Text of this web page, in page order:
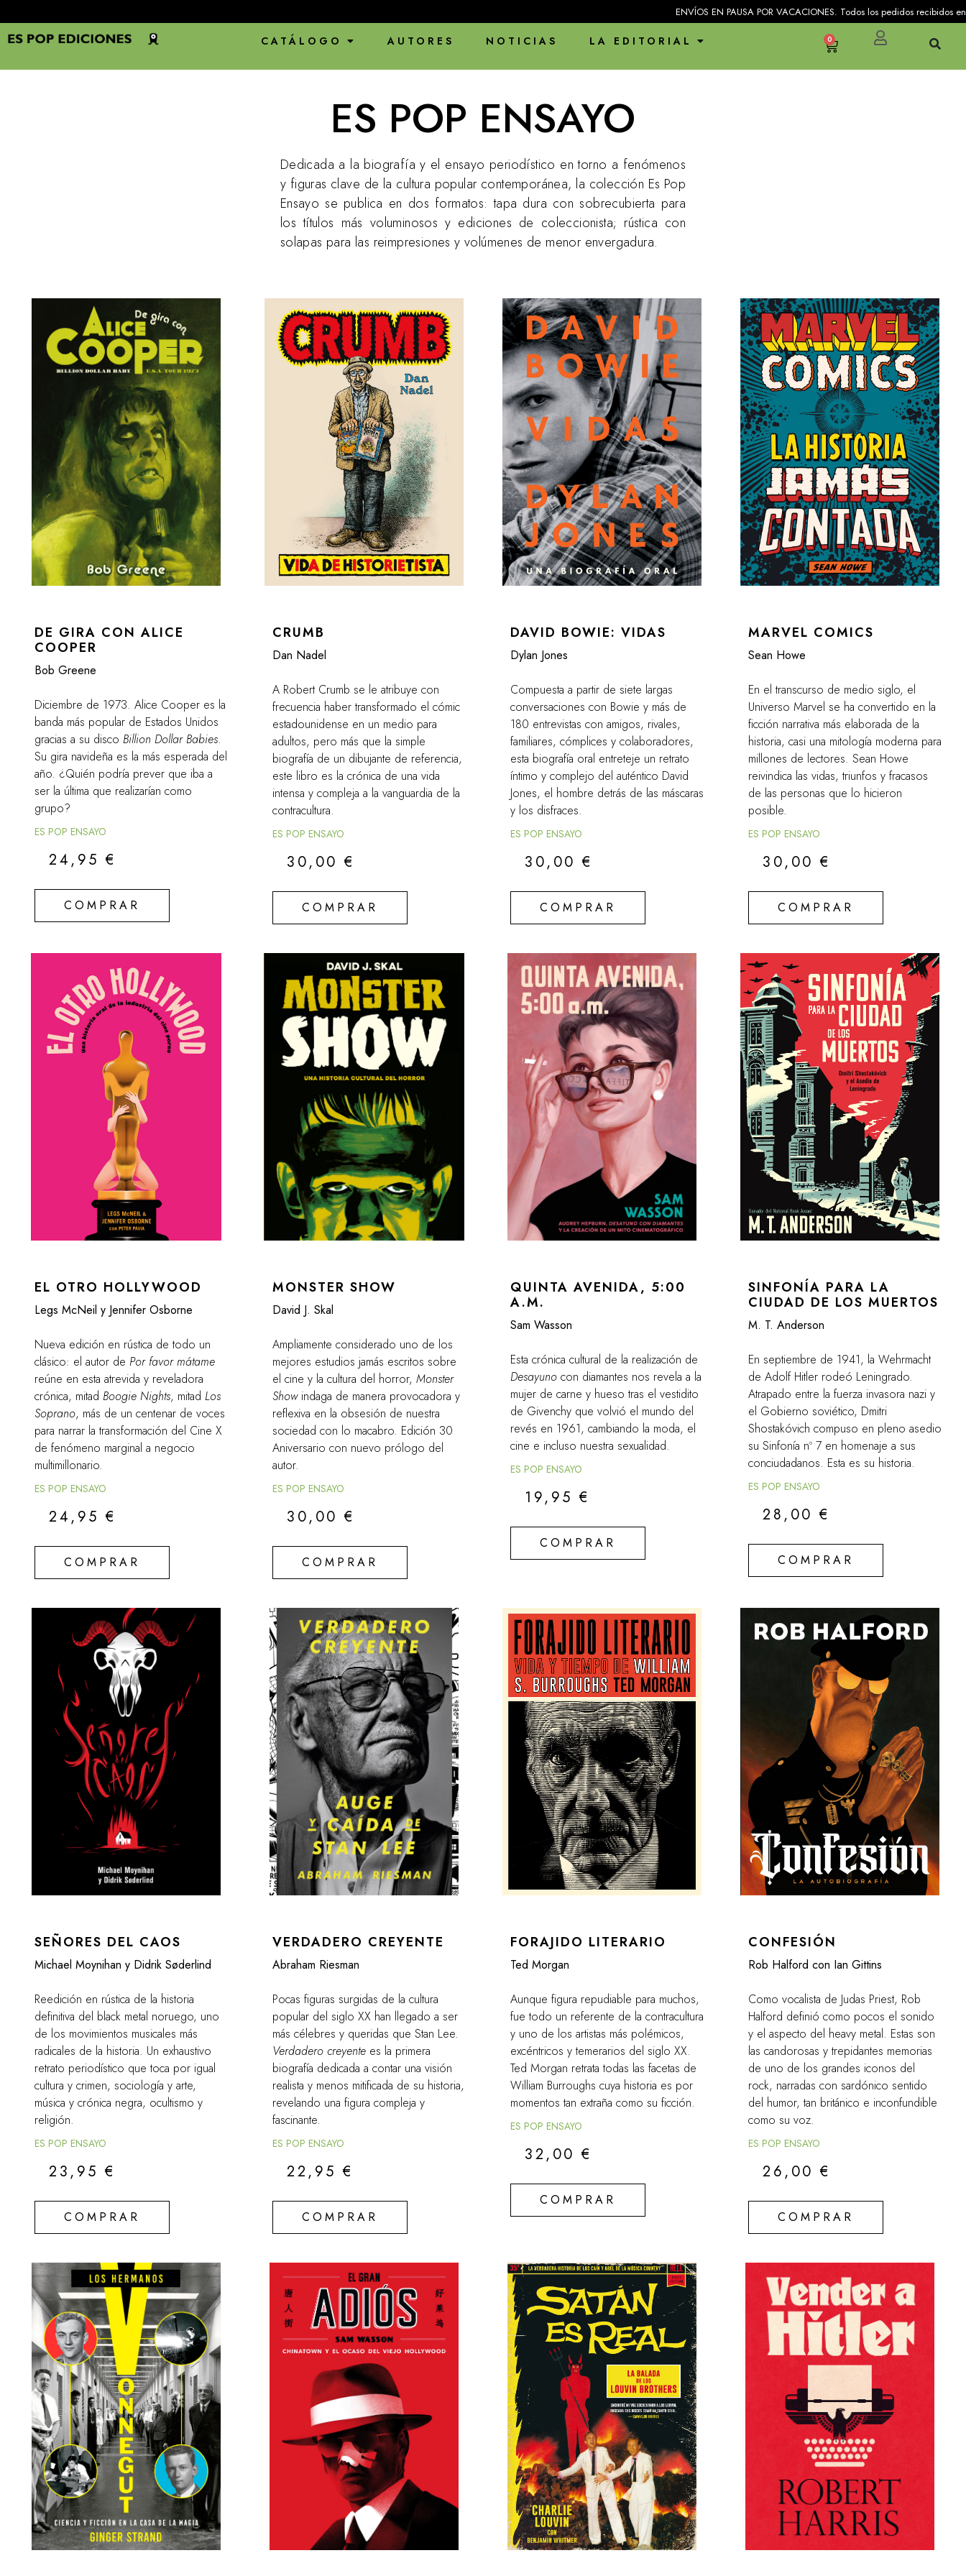
ENVÍOS EN PAUSA POR VACACIONES. Todos los pedidos recibidos entre el 25 de julio y el
CATÁLOGO AUTORES NOTICIAS LA EDITORIAL 0
ES POP ENSAYO
Dedicada a la biografía y el ensayo periodístico en torno a fenómenos
y figuras clave de la cultura popular contemporánea, la colección Es Pop
Ensayo se publica en dos formatos: tapa dura con sobrecubierta para
los títulos más voluminosos y ediciones de coleccionista; rústica con
solapas para las reimpresiones y volúmenes de menor envergadura.
DE GIRA CON ALICE
COOPER
Bob Greene
Diciembre de 1973. Alice Cooper es la
banda más popular de Estados Unidos
gracias a su disco Billion Dollar Babies.
Su gira navideña es la más esperada del
año. ¿Quién podría prever que iba a
ser la última que realizarían como
grupo?
ES POP ENSAYO
24,95€
COMPRAR
CRUMB
Dan Nadel
A Robert Crumb se le atribuye con
frecuencia haber transformado el cómic
estadounidense en un medio para
adultos, pero más que la simple
biografía de un dibujante de referencia,
este libro es la crónica de una vida
intensa y compleja a la vanguardia de la
contracultura.
ES POP ENSAYO
30,00€
COMPRAR
DAVID BOWIE: VIDAS
Dylan Jones
Compuesta a partir de siete largas
conversaciones con Bowie y más de
180 entrevistas con amigos, rivales,
familiares, cómplices y colaboradores,
esta biografía oral entreteje un retrato
íntimo y complejo del auténtico David
Jones, el hombre detrás de las máscaras
y los disfraces.
ES POP ENSAYO
30,00€
COMPRAR
MARVEL COMICS
Sean Howe
En el transcurso de medio siglo, el
Universo Marvel se ha convertido en la
ficción narrativa más elaborada de la
historia, casi una mitología moderna para
millones de lectores. Sean Howe
reivindica las vidas, triunfos y fracasos
de las personas que lo hicieron
posible.
ES POP ENSAYO
30,00€
COMPRAR
EL OTRO HOLLYWOOD
Legs McNeil y Jennifer Osborne
Nueva edición en rústica de todo un
clásico: el autor de Por favor mátame
reúne en esta atrevida y reveladora
crónica, mitad Boogie Nights, mitad Los
Soprano, más de un centenar de voces
para narrar la transformación del Cine X
de fenómeno marginal a negocio
multimillonario.
ES POP ENSAYO
24,95€
COMPRAR
MONSTER SHOW
David J. Skal
Ampliamente considerado uno de los
mejores estudios jamás escritos sobre
el cine y la cultura del horror, Monster
Showindaga de manera provocadora y
reflexiva en la obsesión de nuestra
sociedad con lo macabro. Edición 30
Aniversario con nuevo prólogo del
autor.
ES POP ENSAYO
30,00€
COMPRAR
QUINTA AVENIDA, 5:00
A.M.
Sam Wasson
Esta crónica cultural de la realización de
Desayuno con diamantes nos revela a la
mujer de carne y hueso tras el vestidito
de Givenchy que volvió el mundo del
revés en 1961, cambiando la moda, el
cine e incluso nuestra sexualidad.
ES POP ENSAYO
19,95€
COMPRAR
SINFONÍA PARA LA
CIUDAD DE LOS MUERTOS
M. T. Anderson
En septiembre de 1941, la Wehrmacht
de Adolf Hitler rodeó Leningrado.
Atrapado entre la fuerza invasora nazi y
el Gobierno soviético, Dmitri
Shostakóvich compuso en pleno asedio
su Sinfonía nº 7 en homenaje a sus
conciudadanos. Esta es su historia.
ES POP ENSAYO
28,00€
COMPRAR
SEÑORES DEL CAOS
Michael Moynihan y Didrik Søderlind
Reedición en rústica de la historia
definitiva del black metal noruego, uno
de los movimientos musicales más
radicales de la historia. Un exhaustivo
retrato periodístico que toca por igual
cultura y crimen, sociología y arte,
música y crónica negra, ocultismo y
religión.
ES POP ENSAYO
23,95€
COMPRAR
VERDADERO CREYENTE
Abraham Riesman
Pocas figuras surgidas de la cultura
popular del siglo XX han llegado a ser
más célebres y queridas que Stan Lee.
Verdadero creyente es la primera
biografía dedicada a contar una visión
realista y menos mitificada de su historia,
revelando una figura compleja y
fascinante.
ES POP ENSAYO
22,95€
COMPRAR
FORAJIDO LITERARIO
Ted Morgan
Aunque figura repudiable para muchos,
fue todo un referente de la contracultura
y uno de los artistas más polémicos,
excéntricos y temerarios del siglo XX.
Ted Morgan retrata todas las facetas de
William Burroughs cuya historia es por
momentos tan extraña como su ficción.
ES POP ENSAYO
32,00€
COMPRAR
CONFESIÓN
Rob Halford con Ian Gittins
Como vocalista de Judas Priest, Rob
Halford definió como pocos el sonido
y el aspecto del heavy metal. Estas son
las candorosas y trepidantes memorias
de uno de los grandes iconos del
rock, narradas con sardónico sentido
del humor, tan británico e inconfundible
como su voz.
ES POP ENSAYO
26,00€
COMPRAR